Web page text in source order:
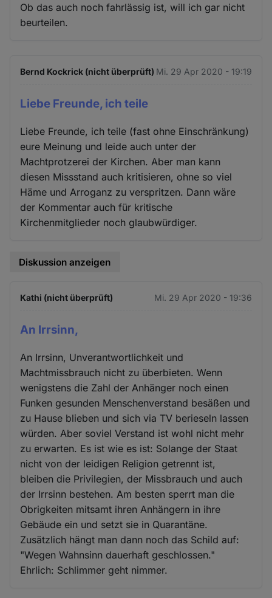
Ob das auch noch fahrlässig ist, will ich gar nicht
beurteilen.
Bernd Kockrick (nicht überprüft) Mi. 29 Apr 2020 - 19:19
Liebe Freunde, ich teile
Liebe Freunde, ich teile (fast ohne Einschränkung)
eure Meinung und leide auch unter der
Machtprotzerei der Kirchen. Aber man kann
diesen Missstand auch kritisieren, ohne so viel
Häme und Arroganz zu verspritzen. Dann wäre
der Kommentar auch für kritische
Kirchenmitglieder noch glaubwürdiger.
Diskussion anzeigen
Kathi (nicht überprüft) Mi. 29 Apr 2020 - 19:36
An Irrsinn,
An Irrsinn, Unverantwortlichkeit und
Machtmissbrauch nicht zu überbieten. Wenn
wenigstens die Zahl der Anhänger noch einen
Funken gesunden Menschenverstand besäßen und
zu Hause blieben und sich via TV berieseln lassen
würden. Aber soviel Verstand ist wohl nicht mehr
zu erwarten. Es ist wie es ist: Solange der Staat
nicht von der leidigen Religion getrennt ist,
bleiben die Privilegien, der Missbrauch und auch
der Irrsinn bestehen. Am besten sperrt man die
Obrigkeiten mitsamt ihren Anhängern in ihre
Gebäude ein und setzt sie in Quarantäne.
Zusätzlich hängt man dann noch das Schild auf:
"Wegen Wahnsinn dauerhaft geschlossen."
Ehrlich: Schlimmer geht nimmer.